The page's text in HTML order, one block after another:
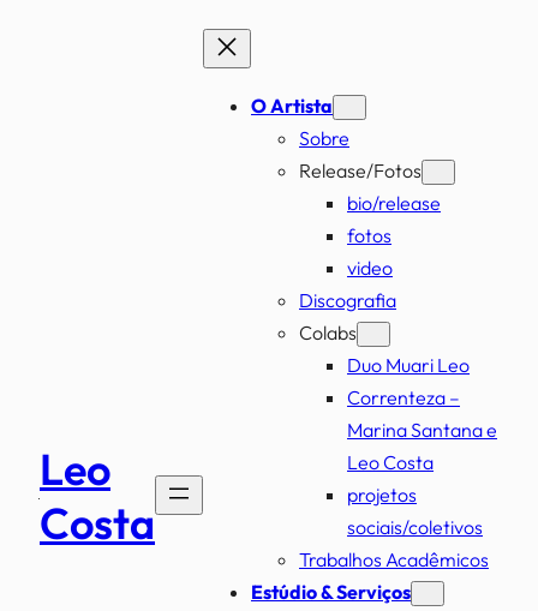
Leo
Costa
O Artista
Sobre
Release/Fotos
bio/release
fotos
video
Discografia
Colabs
Duo Muari Leo
Correnteza –
Marina Santana e
Leo Costa
projetos
sociais/coletivos
Trabalhos Acadêmicos
Estúdio & Serviços